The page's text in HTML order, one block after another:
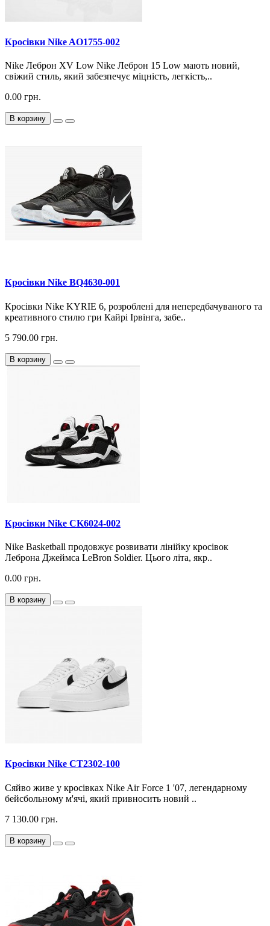
Кросiвки Nike AO1755-002
Nike Леброн XV Low Nike Леброн 15 Low мають новий,
свіжий стиль, який забезпечує міцність, легкість,..
0.00 грн.
В корзину
Кросiвки Nike BQ4630-001
Кросівки Nike KYRIE 6, розроблені для непередбачуваного та
креативного стилю гри Кайрі Ірвінга, забе..
5 790.00 грн.
В корзину
Кросiвки Nike CK6024-002
Nike Basketball продовжує розвивати лінійку кросівок
Леброна Джеймса LeBron Soldier. Цього літа, якр..
0.00 грн.
В корзину
Кросiвки Nike CT2302-100
Сяйво живе у кросівках Nike Air Force 1 '07, легендарному
бейсбольному м'ячі, який привносить новий ..
7 130.00 грн.
В корзину